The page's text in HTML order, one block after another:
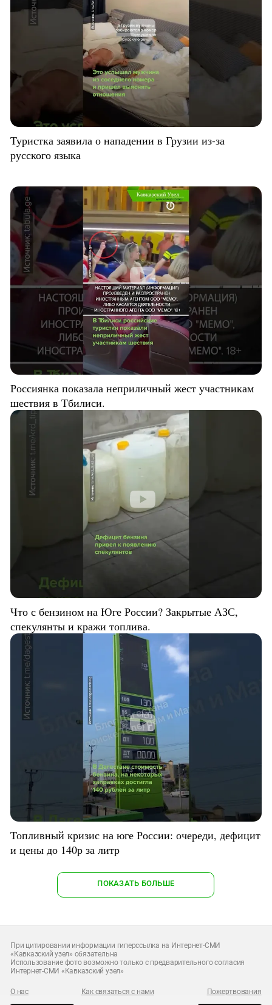
Туристка заявила о нападении в Грузии из-за
русского языка
Россиянка показала неприличный жест участникам
шествия в Тбилиси.
Что с бензином на Юге России? Закрытые АЗС,
спекулянты и кражи топлива.
Топливный кризис на юге России: очереди, дефицит
и цены до 140р за литр
ПОКАЗАТЬ БОЛЬШЕ
При цитировании информации гиперссылка на Интернет-СМИ
«Кавказский узел» обязательна
Использование фото возможно только с предварительного согласия
Интернет-СМИ «Кавказский узел»
О нас Как связаться с нами Пожертвования